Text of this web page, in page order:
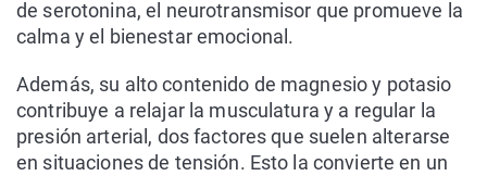
de serotonina, el neurotransmisor que promueve la
calma y el bienestar emocional.
Además, su alto contenido de magnesio y potasio
contribuye a relajar la musculatura y a regular la
presión arterial, dos factores que suelen alterarse
en situaciones de tensión. Esto la convierte en un